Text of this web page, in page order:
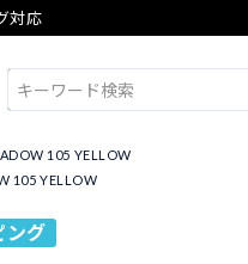
対応
105 YELLOW
105 YELLOW
ング